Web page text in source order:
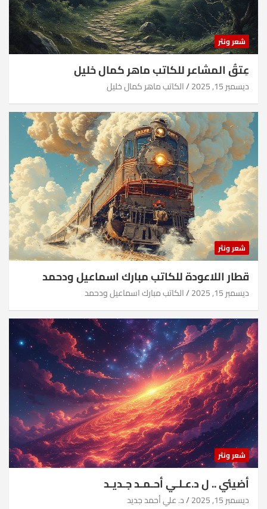
شعر ونثر
عِتقُ المشاعر للكاتب ماهر كمال خليل
ديسمبر 15, 2025 الكاتب ماهر كمال خليل
شعر ونثر
قطار اللاعودة للكاتب مبارك اسماعيل ودحمد
ديسمبر 15, 2025 الكاتب مبارك اسماعيل ودحمد
شعر ونثر
أضيئي .. ل د.عـلـي أحـمـد جـديـد
ديسمبر 15, 2025 د. علي أحمد جديد